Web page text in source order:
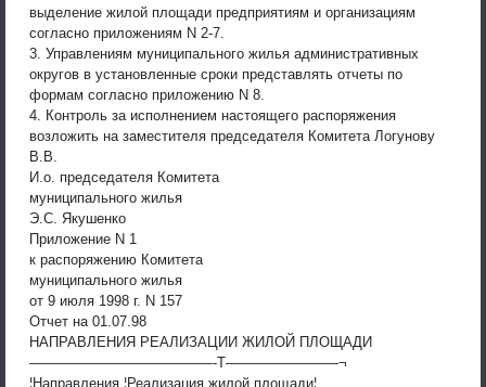
выделение жилой площади предприятиям и организациям
согласно приложениям N 2-7.
3. Управлениям муниципального жилья административных
округов в установленные сроки представлять отчеты по
формам согласно приложению N 8.
4. Контроль за исполнением настоящего распоряжения
возложить на заместителя председателя Комитета Логунову
В.В.
И.о. председателя Комитета
муниципального жилья
Э.С. Якушенко
Приложение N 1
к распоряжению Комитета
муниципального жилья
от 9 июля 1998 г. N 157
Отчет на 01.07.98
НАПРАВЛЕНИЯ РЕАЛИЗАЦИИ ЖИЛОЙ ПЛОЩАДИ
—————————————-T————————¬
¦Направления ¦Реализация жилой площади¦